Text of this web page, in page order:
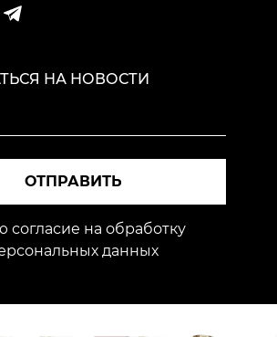
НА НОВОСТИ
ОТПРАВИТЬ
согласие на обработку
данных